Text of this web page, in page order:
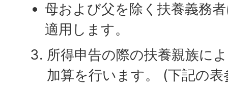
母および父を除く扶養義務
適用します。
所得申告の際の扶養親族に
加算を行います。 (下記の表